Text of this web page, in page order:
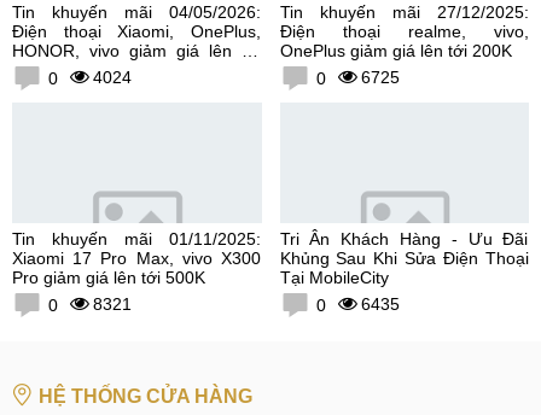
Tin khuyến mãi 04/05/2026:
Điện thoại Xiaomi, OnePlus,
HONOR, vivo giảm giá lên tới
300K0 4024
Tin khuyến mãi 27/12/2025:
Điện thoại realme, vivo,
OnePlus giảm giá lên tới 200K
0
6725
Tin khuyến mãi 01/11/2025:
Xiaomi 17 Pro Max, vivo X300
Pro giảm giá lên tới 500K
0
8321
Tri Ân Khách Hàng - Ưu Đãi
Khủng Sau Khi Sửa Điện Thoại
Tại MobileCity
0
6435
HỆ THỐNG CỬA HÀNG